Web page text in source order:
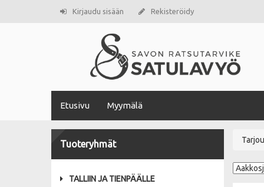
Kirjaudu sisään Rekisteröidy
Etusivu Myymälä
Tuoteryhmät
TALLIIN JA TIENPÄÄLLE